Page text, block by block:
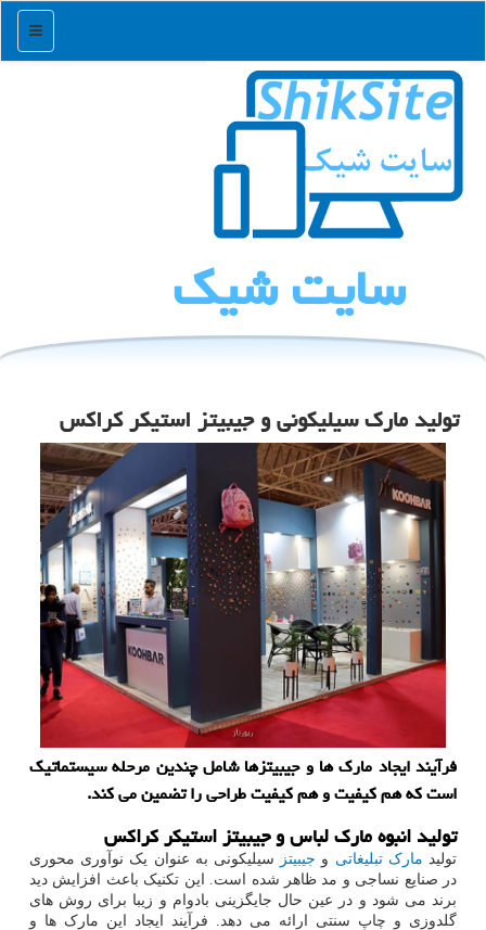
منو
سایت شیك
تولید مارک سیلیکونی و جیبیتز استیکر کراکس
فرآیند ایجاد مارک ها و جیبیتزها شامل چندین مرحله سیستماتیک
است که هم کیفیت و هم کیفیت طراحی را تضمین می کند.
تولید انبوه مارک لباس و جیبیتز استیکر کراکس
تولید مارک تبلیغاتی و جیبیتز
سیلیکونی به عنوان یک نوآوری محوری
در صنایع نساجی و مد ظاهر شده است. این تکنیک باعث افزایش دید
برند می شود و در عین حال جایگزینی بادوام و زیبا برای روش های
گلدوزی و چاپ سنتی ارائه می دهد. فرآیند ایجاد این مارک ها و